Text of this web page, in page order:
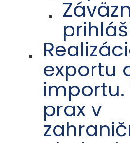
exportu
importu.
prax v